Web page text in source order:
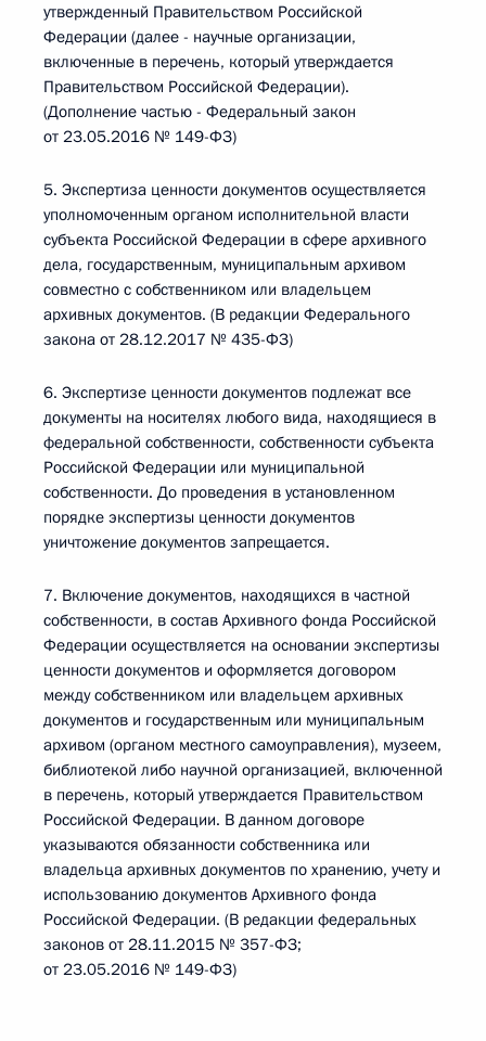
утвержденный Правительством Российской
Федерации (далее - научные организации,
включенные в перечень, который утверждается
Правительством Российской Федерации).
(Дополнение частью - Федеральный закон
от 23.05.2016 № 149-ФЗ)
5. Экспертиза ценности документов осуществляется
уполномоченным органом исполнительной власти
субъекта Российской Федерации в сфере архивного
дела, государственным, муниципальным архивом
совместно с собственником или владельцем
архивных документов. (В редакции Федерального
закона от 28.12.2017 № 435-ФЗ)
6. Экспертизе ценности документов подлежат все
документы на носителях любого вида, находящиеся в
федеральной собственности, собственности субъекта
Российской Федерации или муниципальной
собственности. До проведения в установленном
порядке экспертизы ценности документов
уничтожение документов запрещается.
7. Включение документов, находящихся в частной
собственности, в состав Архивного фонда Российской
Федерации осуществляется на основании экспертизы
ценности документов и оформляется договором
между собственником или владельцем архивных
документов и государственным или муниципальным
архивом (органом местного самоуправления), музеем,
библиотекой либо научной организацией, включенной
в перечень, который утверждается Правительством
Российской Федерации. В данном договоре
указываются обязанности собственника или
владельца архивных документов по хранению, учету и
использованию документов Архивного фонда
Российской Федерации. (В редакции федеральных
законов от 28.11.2015 № 357-ФЗ;
от 23.05.2016 № 149-ФЗ)